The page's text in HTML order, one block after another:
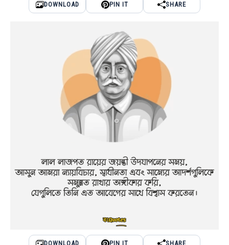
DOWNLOAD PIN IT SHARE
DOWNLOAD PIN IT SHARE